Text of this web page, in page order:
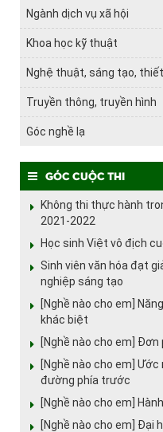
Ngành dịch vụ xã hội
Khoa học kỹ thuật
Nghệ thuật, sáng tạo,
Truyền thông, truyền hình
Góc nghề lạ
Góc cuộc thi
Không thi thực hành
2021-2022
Học sinh Việt vô địch
Sinh viên văn hóa đạt
nghiệp sáng tạo
[Nghề nào cho em]
khác biệt
[Nghề nào cho em]
[Nghề nào cho em]
đường phía trước
[Nghề nào cho em]
[Nghề nào cho em] Đại